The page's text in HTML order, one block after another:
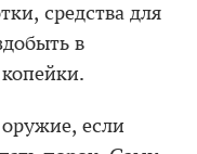
средства для
в
если